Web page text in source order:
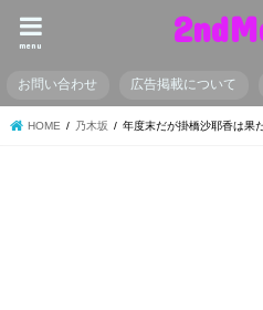
menu
お問い合わせ 広告掲載について
HOME 乃木坂 年度末だが掛橋沙耶香は果